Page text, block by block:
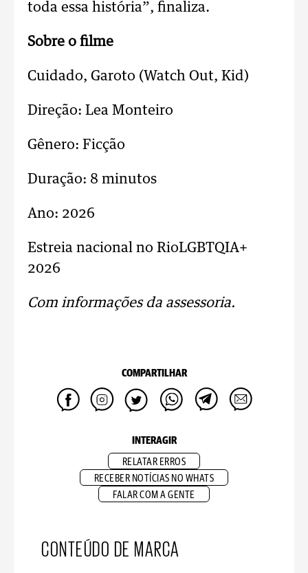
toda essa história”, finaliza.
Sobre o filme
Cuidado, Garoto (Watch Out, Kid)
Direção: Lea Monteiro
Gênero: Ficção
Duração: 8 minutos
Ano: 2026
Estreia nacional no RioLGBTQIA+
2026
Com informações da assessoria.
COMPARTILHAR
INTERAGIR
RELATAR ERROS
RECEBER NOTÍCIAS NO WHATS
FALAR COM A GENTE
CONTEÚDO DE MARCA